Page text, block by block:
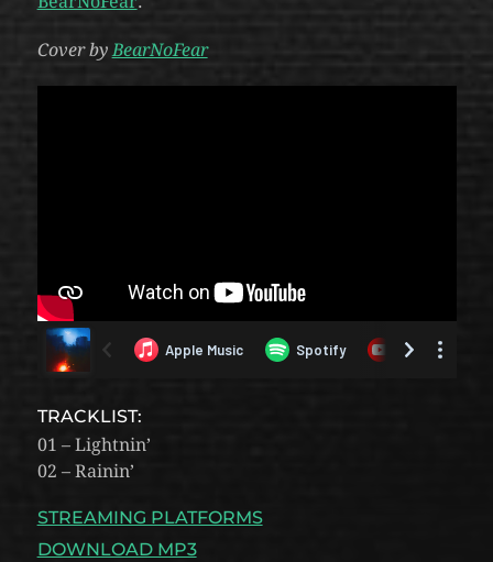
Cover byBearNoFear
TRACKLIST:
01 – Lightnin’
02 – Rainin’
STREAMING PLATFORMS
DOWNLOAD MP3